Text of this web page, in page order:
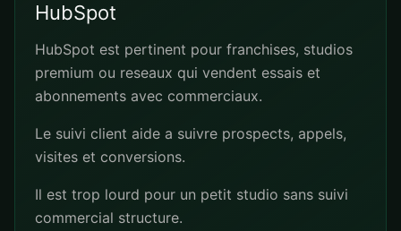
HubSpot
HubSpot est pertinent pour franchises, studios
premium ou reseaux qui vendent essais et
abonnements avec commerciaux.
Le suivi client aide a suivre prospects, appels,
visites et conversions.
Il est trop lourd pour un petit studio sans suivi
commercial structure.